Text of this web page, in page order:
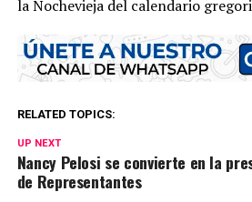
la Nochevieja del calendario
RELATED TOPICS:
UP NEXT
Nancy Pelosi se convierte en la
de Representantes